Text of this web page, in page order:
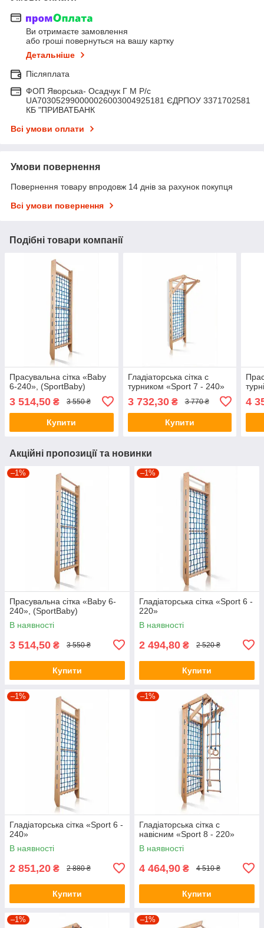
Ви отримаєте замовлення
або гроші повернуться на вашу картку
Детальніше
Післяплата
ФОП Яворська- Осадчук Г М Р/c
UA703052990000026003004925181 ЄДРПОУ 3371702581
КБ "ПРИВАТБАНК
Всі умови оплати
Умови повернення
Повернення товару впродовж 14 днів за рахунок покупця
Всі умови повернення
Подібні товари компанії
Прасувальна сітка «Baby
6-240», (SportBaby)
3 514,50 ₴ 3 550 ₴
Купити
Гладіаторська сітка c
турником «Sport 7 - 240»
3 732,30₴ 3 770 ₴
Купити
4
Акційні пропозиції та новинки
–1%
Прасувальна сітка «Baby 6-
240», (SportBaby)
В наявності
3 514,50 ₴ 3 550 ₴
Купити
–1%
Гладіаторська сітка «Sport 6 -
220»
В наявності
2 494,80 ₴ 2 520 ₴
Купити
–1%
Гладіаторська сітка «Sport 6 -
240»
В наявності
2 851,20 ₴ 2 880 ₴
Купити
–1%
Гладіаторська сітка c
навісним «Sport 8 - 220»
В наявності
4 464,90 ₴ 4 510 ₴
Купити
–1% –1%